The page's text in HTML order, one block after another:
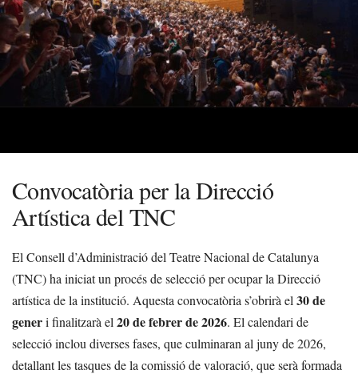
Convocatòria per la Direcció
Artística del TNC
El Consell d’Administració del Teatre Nacional de Catalunya
(TNC) ha iniciat un procés de selecció per ocupar la Direcció
artística de la institució. Aquesta convocatòria s’obrirà el 30 de
generi finalitzarà el 20 de febrer de 2026. El calendari de
selecció inclou diverses fases, que culminaran al juny de 2026,
detallant les tasques de la comissió de valoració, que serà formada